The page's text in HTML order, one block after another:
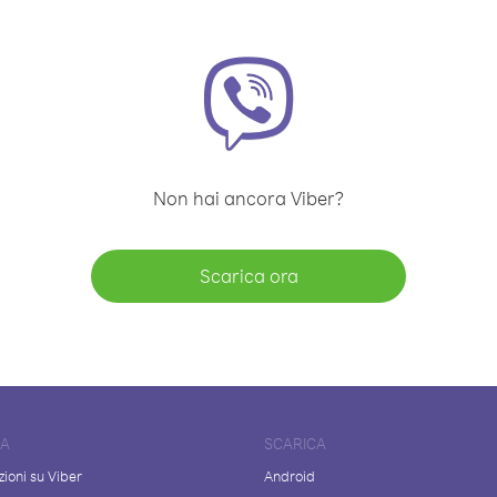
Non hai ancora Viber?
Scarica ora
su Viber
SCARICA
Android